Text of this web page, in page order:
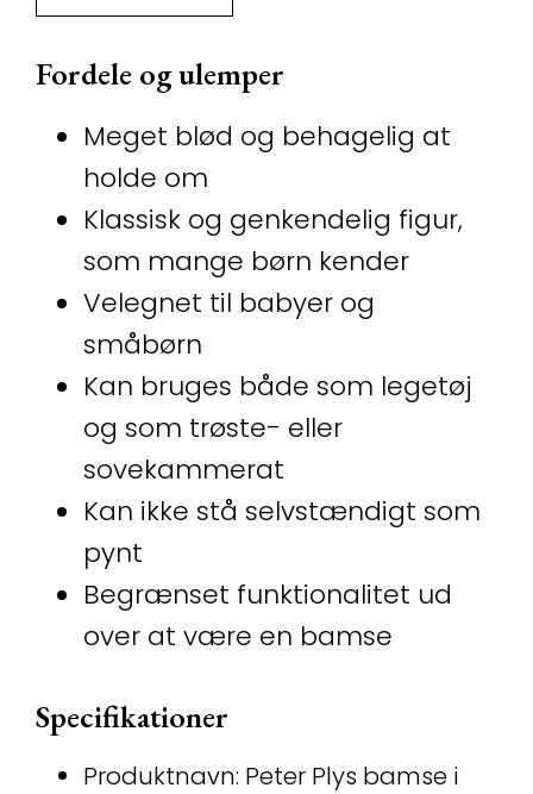
Fordele og ulemper
Meget blød og behagelig at
holde om
Klassisk og genkendelig figur,
som mange børn kender
Velegnet til babyer og
småbørn
Kan bruges både som legetøj
og som trøste- eller
sovekammerat
Kan ikke stå selvstændigt som
pynt
Begrænset funktionalitet ud
over at være en bamse
Specifikationer
Produktnavn: Peter Plys bamse i